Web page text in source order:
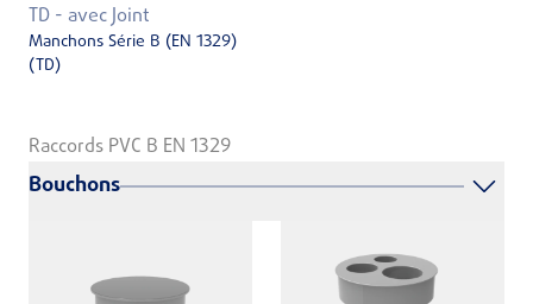
TD - avec Joint
Manchons Série B (EN 1329)
(TD)
Raccords PVC B EN 1329
Bouchons